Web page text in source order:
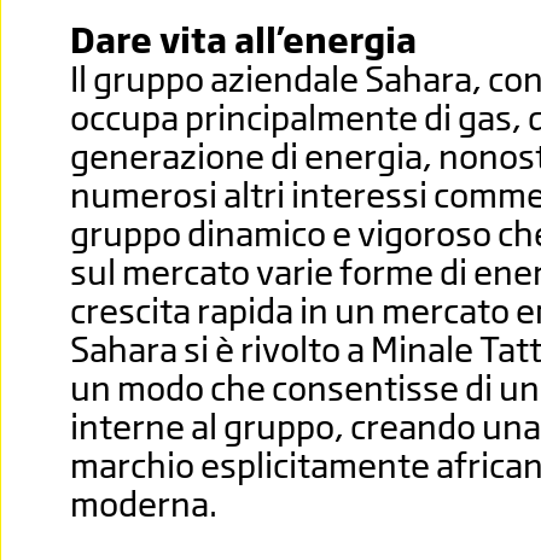
Dare vita all’energia
Il gruppo aziendale Sahara,
occupa principalmente di gas,
generazione di energia,
numerosi altri interessi
gruppo dinamico e vigoroso
sul mercato varie forme di
crescita rapida in un mercato
Sahara si è rivolto a Minale
un modo che consentisse di
interne al gruppo, creando
marchio esplicitamente
moderna.